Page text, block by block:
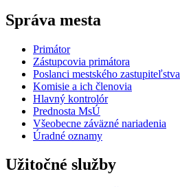
Správa mesta
Primátor
Zástupcovia primátora
Poslanci mestského zastupiteľstva
Komisie a ich členovia
Hlavný kontrolór
Prednosta MsÚ
Všeobecne záväzné nariadenia
Úradné oznamy
Užitočné služby